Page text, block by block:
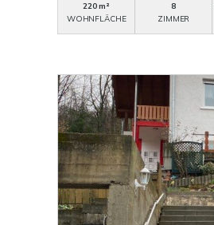
220 m²
WOHNFLÄCHE
8
ZIMMER